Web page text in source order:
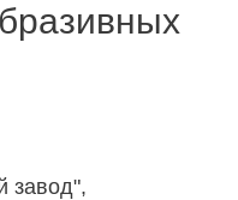
завод",